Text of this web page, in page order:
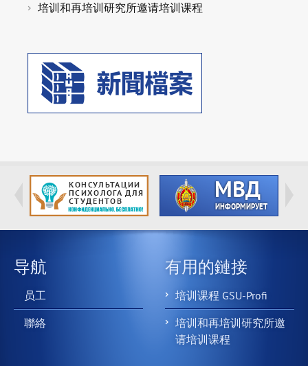
培训和再培训研究所邀请培训课程
导航
员工
聯絡
有用的鏈接
培训课程 GSU-Profi
培训和再培训研究所邀
请培训课程